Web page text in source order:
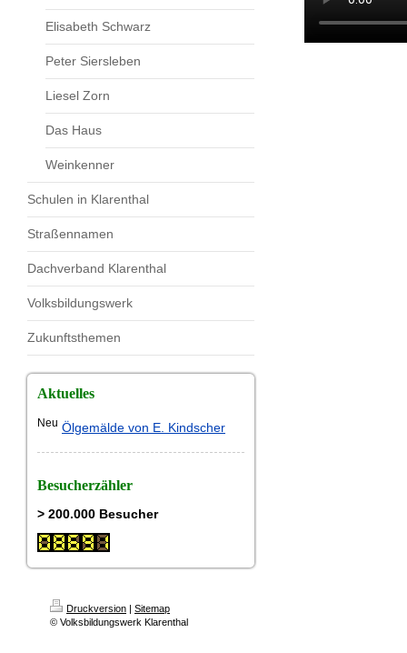
Elisabeth Schwarz
Peter Siersleben
Liesel Zorn
Das Haus
Weinkenner
Schulen in Klarenthal
Straßennamen
Dachverband Klarenthal
Volksbildungswerk
Zukunftsthemen
Aktuelles
Neu Ölgemälde von E. Kindscher
Besucherzähler
> 200.000 Besucher
Druckversion | Sitemap
© Volksbildungswerk Klarenthal